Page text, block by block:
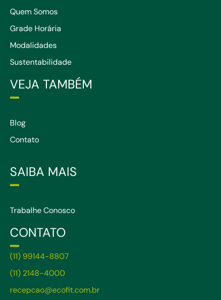
Quem Somos
Grade Horária
Modalidades
Sustentabilidade
VEJA TAMBÉM
Blog
Contato
SAIBA MAIS
Trabalhe Conosco
CONTATO
(11) 99144-8807
(11) 2148-4000
recepcao@ecofit.com.br